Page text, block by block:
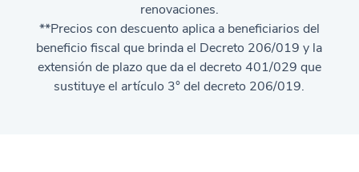
renovaciones.
**Precios con descuento aplica a beneficiarios del
beneficio fiscal que brinda el Decreto 206/019 y la
extensión de plazo que da el decreto 401/029 que
sustituye el artículo 3° del decreto 206/019.